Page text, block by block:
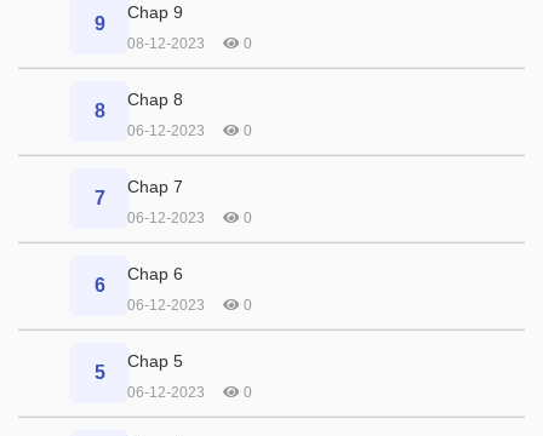
9
Chap 9
08-12-2023 0
8
Chap 8
06-12-2023 0
7
Chap 7
06-12-2023 0
6
Chap 6
06-12-2023 0
5
Chap 5
06-12-2023 0